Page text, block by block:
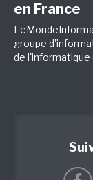
en France
groupe
de l'informatique